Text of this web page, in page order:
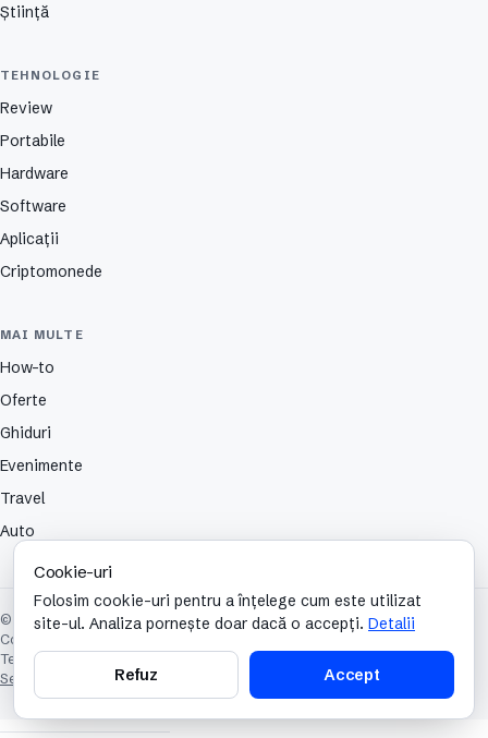
Știință
TEHNOLOGIE
Review
Portabile
Hardware
Software
Aplicații
Criptomonede
MAI MULTE
How-to
Oferte
Ghiduri
Evenimente
Travel
Auto
© 2026 TechCafe. Toate drepturile rezervate.
Contact
Termeni și condiții
Setări cookie-uri
Cookie-uri
Folosim cookie-uri pentru a înțelege cum este utilizat
site-ul. Analiza pornește doar dacă o accepți. Detalii
Refuz Accept